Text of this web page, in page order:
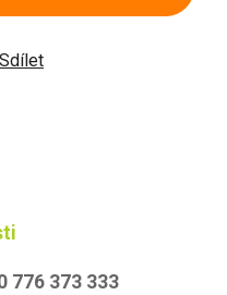
Sdílet
776 373 333